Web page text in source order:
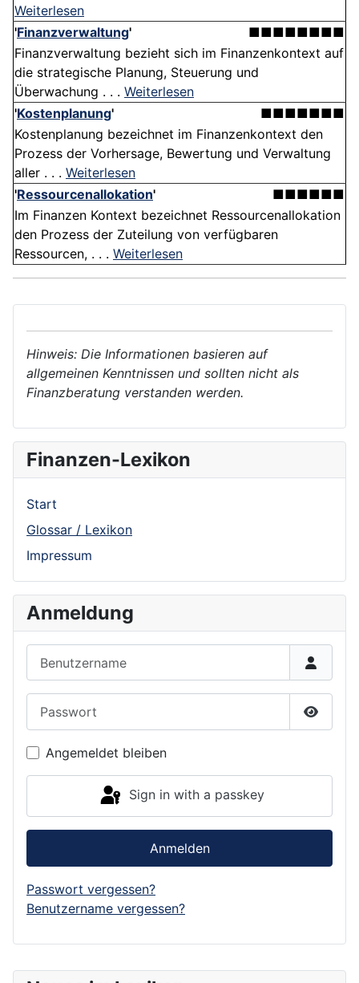
Weiterlesen
'Finanzverwaltung'
■■■■■■■■
Finanzverwaltung bezieht sich im Finanzenkontext auf
die strategische Planung, Steuerung und
Überwachung . . . Weiterlesen
'Kostenplanung'
■■■■■■■
Kostenplanung bezeichnet im Finanzenkontext den
Prozess der Vorhersage, Bewertung und Verwaltung
aller . . . Weiterlesen
'Ressourcenallokation'
■■■■■■
Im Finanzen Kontext bezeichnet Ressourcenallokation
den Prozess der Zuteilung von verfügbaren
Ressourcen, . . . Weiterlesen
Hinweis: Die Informationen basieren auf
allgemeinen Kenntnissen und sollten nicht als
Finanzberatung verstanden werden.
Finanzen-Lexikon
Start
Glossar / Lexikon
Impressum
Anmeldung
Show
Angemeldet bleiben
Sign in with a passkey
Anmelden
Passwort vergessen?
Benutzername vergessen?